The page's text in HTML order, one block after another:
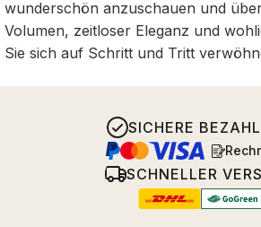
wunderschön anzuschauen und
Volumen, zeitloser Eleganz und
Sie sich auf Schritt und Tritt
SICHERE
SCHNELLER